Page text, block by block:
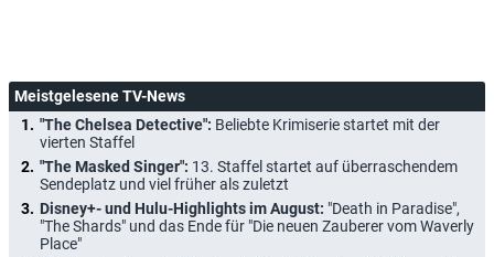
Meistgelesene TV-News
"The Chelsea Detective": Beliebte Krimiserie startet mit der
vierten Staffel
"The Masked Singer": 13. Staffel startet auf überraschendem
Sendeplatz und viel früher als zuletzt
Disney+- und Hulu-Highlights im August: "Death in Paradise",
"The Shards" und das Ende für "Die neuen Zauberer vom Waverly
Place"